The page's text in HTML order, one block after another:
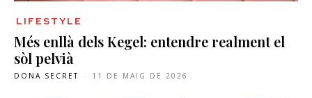
LIFESTYLE
Més enllà dels Kegel: entendre realment el
sòl pelvià
DONA SECRET - 11 DE MAIG DE 2026